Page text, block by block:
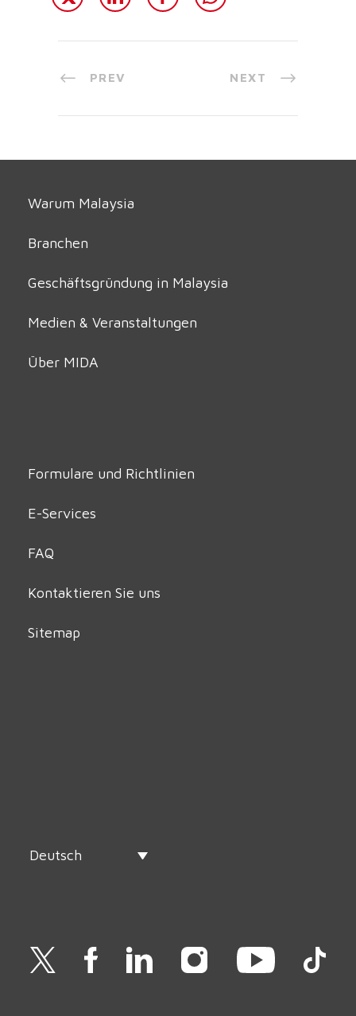
PREV NEXT
Warum Malaysia
Branchen
Geschäftsgründung in Malaysia
Medien & Veranstaltungen
Über MIDA
Formulare und Richtlinien
E-Services
FAQ
Kontaktieren Sie uns
Sitemap
Deutsch